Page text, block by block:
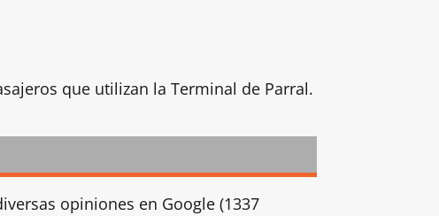
que utilizan la Terminal de Parral.
opiniones en Google (1337